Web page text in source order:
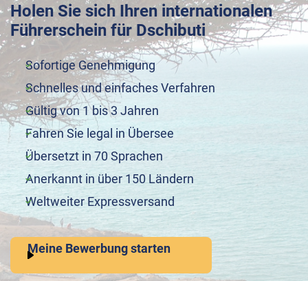
Holen Sie sich Ihren internationalen
Führerschein für Dschibuti
Sofortige Genehmigung
Schnelles und einfaches Verfahren
Gültig von 1 bis 3 Jahren
Fahren Sie legal in Übersee
Übersetzt in 70 Sprachen
Anerkannt in über 150 Ländern
Weltweiter Expressversand
Meine Bewerbung starten